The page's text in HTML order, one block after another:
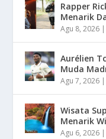
Rapper
Menarik
Agu 8, 2026 |
Aurélien
Muda
Agu 7, 2026 |
Wisata
Menarik
Agu 6, 2026